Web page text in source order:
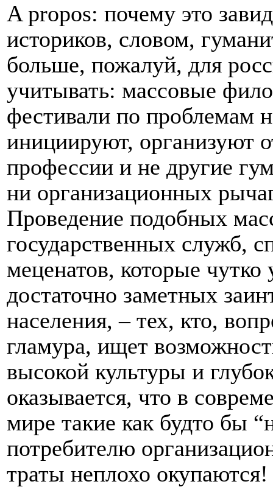
Apropos: почему это
историков, словом,
больше, пожалуй, для
учитывать: массовые
фестивали по проблемам
инициируют, организуют
профессии и не другие
ни организационных
Проведение подобных
государственных служб,
меценатов, которые
достаточно заметных
населения, – тех, кто,
гламура, ищет
высокой культуры и
оказывается, что в
мире такие как будто бы
потребителю
траты неплохо окупаются!